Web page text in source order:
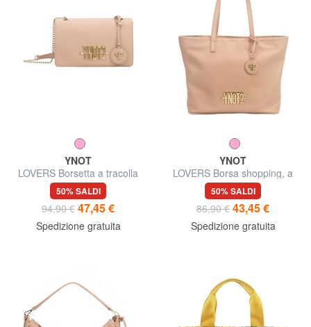
YNOT
LOVERS Borsetta a tracolla
50% SALDI
94,90 € 47,45 €
Spedizione gratuita
YNOT
LOVERS Borsa shopping, a
spalla
50% SALDI
86,90 € 43,45 €
Spedizione gratuita